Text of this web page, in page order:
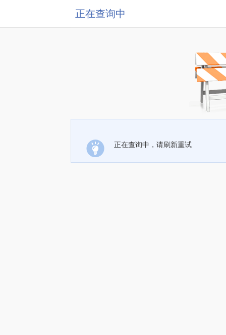
正在查询中
正在查询中，请刷新重试